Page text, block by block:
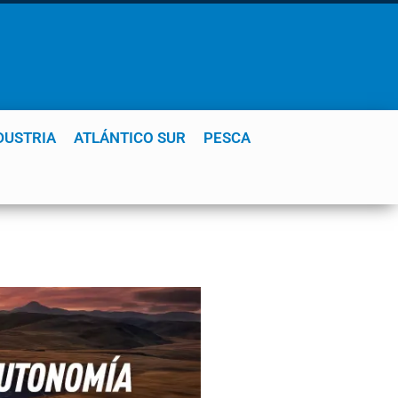
ATLÁNTICO SUR PESCA